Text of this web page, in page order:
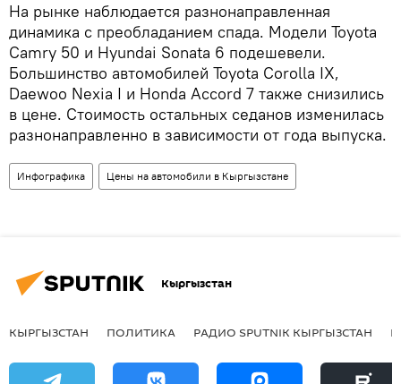
На рынке наблюдается разнонаправленная
динамика с преобладанием спада. Модели Toyota
Camry 50 и Hyundai Sonata 6 подешевели.
Большинство автомобилей Toyota Corolla IX,
Daewoo Nexia I и Honda Accord 7 также снизились
в цене. Стоимость остальных седанов изменилась
разнонаправленно в зависимости от года выпуска.
Инфографика Цены на автомобили в Кыргызстане
Кыргызстан
КЫРГЫЗСТАН ПОЛИТИКА РАДИО SPUTNIK КЫРГЫЗСТАН